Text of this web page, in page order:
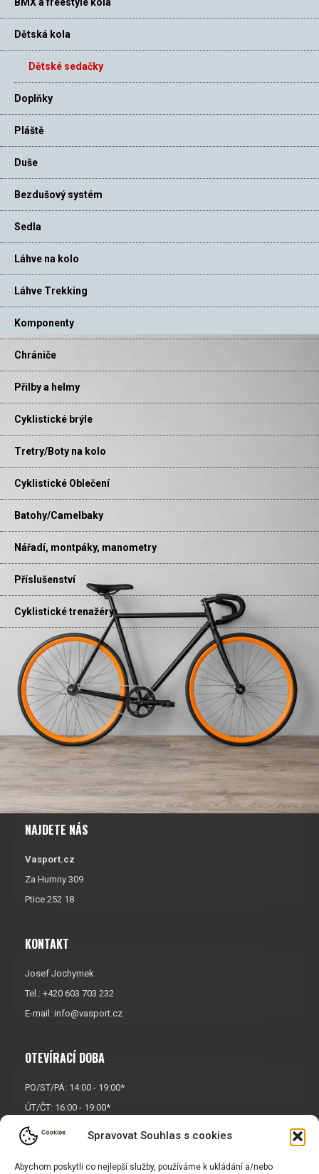
Spravovat Souhlas s cookies
Abychom poskytli co nejlepší služby, používáme k ukládání a/nebo
BMX a freestyle kola
Dětská kola
Dětské sedačky
Doplňky
Pláště
Duše
Bezdušový systém
Sedla
Láhve na kolo
Láhve Trekking
Komponenty
Chrániče
Přilby a helmy
Cyklistické brýle
Tretry/Boty na kolo
Cyklistické Oblečení
Batohy/Camelbaky
Nářadí, montpáky, manometry
Příslušenství
Cyklistické trenažéry
NAJDETE NÁS
Vasport.cz
Za Humny 309
Ptice 252 18
KONTAKT
Josef Jochymek
Tel.: +420 603 703 232
E-mail: info@vasport.cz
OTEVÍRACÍ DOBA
PO/ST/PÁ: 14:00 - 19:00*
ÚT/ČT: 16:00 - 19:00*
Sobota: 9:00 - 17:00*
Neděle:
* Říjen, listopad a prosinec